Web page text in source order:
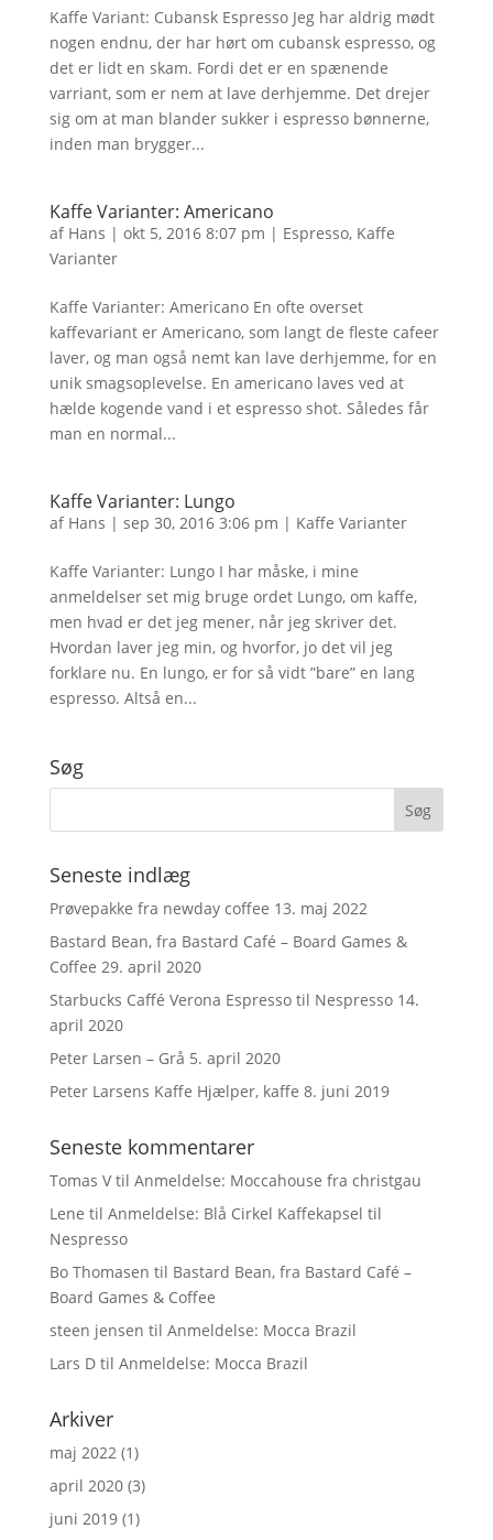
Kaffe Variant: Cubansk Espresso Jeg har aldrig mødt
nogen endnu, der har hørt om cubansk espresso, og
det er lidt en skam. Fordi det er en spænende
varriant, som er nem at lave derhjemme. Det drejer
sig om at man blander sukker i espresso bønnerne,
inden man brygger...
Kaffe Varianter: Americano
af Hans | okt 5, 2016 8:07 pm | Espresso, Kaffe
Varianter
Kaffe Varianter: Americano En ofte overset
kaffevariant er Americano, som langt de fleste cafeer
laver, og man også nemt kan lave derhjemme, for en
unik smagsoplevelse. En americano laves ved at
hælde kogende vand i et espresso shot. Således får
man en normal...
Kaffe Varianter: Lungo
af Hans | sep 30, 2016 3:06 pm | Kaffe Varianter
Kaffe Varianter: Lungo I har måske, i mine
anmeldelser set mig bruge ordet Lungo, om kaffe,
men hvad er det jeg mener, når jeg skriver det.
Hvordan laver jeg min, og hvorfor, jo det vil jeg
forklare nu. En lungo, er for så vidt ”bare” en lang
espresso. Altså en...
Søg
Seneste indlæg
Prøvepakke fra newday coffee 13. maj 2022
Bastard Bean, fra Bastard Café – Board Games &
Coffee 29. april 2020
Starbucks Caffé Verona Espresso til Nespresso 14.
april 2020
Peter Larsen – Grå 5. april 2020
Peter Larsens Kaffe Hjælper, kaffe 8. juni 2019
Seneste kommentarer
Tomas Vtil Anmeldelse: Moccahouse fra christgau
Lene til Anmeldelse: Blå Cirkel Kaffekapsel til
Nespresso
Bo Thomasen til Bastard Bean, fra Bastard Café –
Board Games & Coffee
steen jensen til Anmeldelse: Mocca Brazil
Lars Dtil Anmeldelse: Mocca Brazil
Arkiver
maj 2022(1)
april 2020(3)
juni 2019(1)